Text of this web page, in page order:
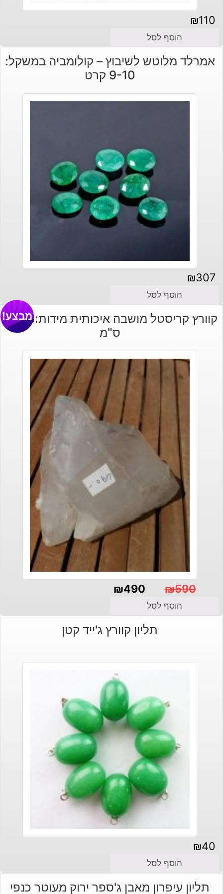
₪110
הוסף לסל
אמרלד מלוטש לשיבוץ – קולומביה במשקל:
9-10 קרט
₪307
הוסף לסל
קוורץ קריסטל מושבה איכותית מידות:18*19
ס"מ
מבצע!
₪590
המקורי
₪490
הנוכחי
הוסף לסל
תליון קוורץ ג'ייד קטן
₪40
הוסף לסל
תליון עיפרון מאבן ג'ספר ירוק מעוטר כנפי